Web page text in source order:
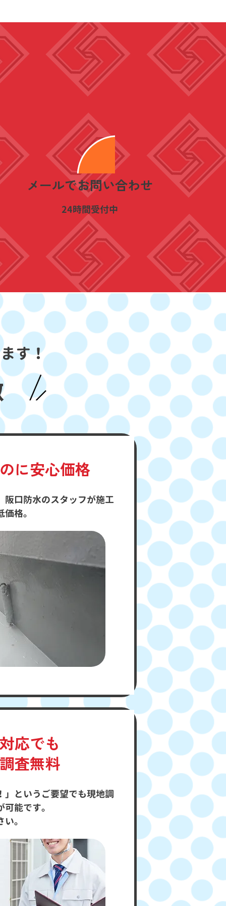
​メールでお問い合わせ
​24時間受付中
す！
に安心価格
阪口防水のスタッフが施工
格。
応でも
査無料
」というご要望でも現地調
能です。
。